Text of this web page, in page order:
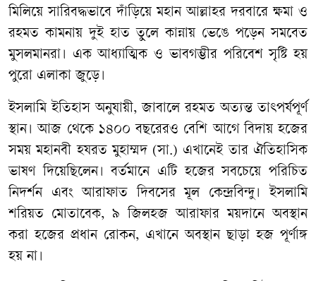
মিলিয়ে সারিবদ্ধভাবে দাঁড়িয়ে মহান আল্লাহর দরবারে ক্ষমা ও
রহমত কামনায় দুই হাত তুলে কান্নায় ভেঙে পড়েন সমবেত
মুসলমানরা। এক আধ্যাত্মিক ও ভাবগম্ভীর পরিবেশ সৃষ্টি হয়
পুরো এলাকা জুড়ে।
ইসলামি ইতিহাস অনুযায়ী, জাবালে রহমত অত্যন্ত তাৎপর্যপূর্ণ
স্থান। আজ থেকে ১৪০০ বছরেরও বেশি আগে বিদায় হজের
সময় মহানবী হযরত মুহাম্মদ (সা.) এখানেই তার ঐতিহাসিক
ভাষণ দিয়েছিলেন। বর্তমানে এটি হজের সবচেয়ে পরিচিত
নিদর্শন এবং আরাফাত দিবসের মূল কেন্দ্রবিন্দু। ইসলামি
শরিয়ত মোতাবেক, ৯ জিলহজ আরাফার ময়দানে অবস্থান
করা হজের প্রধান রোকন, এখানে অবস্থান ছাড়া হজ পূর্ণাঙ্গ
হয় না।